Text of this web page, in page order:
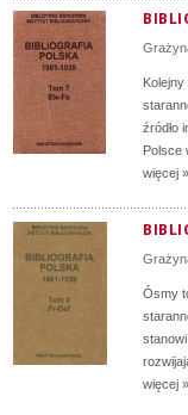
źródło
Polsce
więcej »
Ósmy
więcej »